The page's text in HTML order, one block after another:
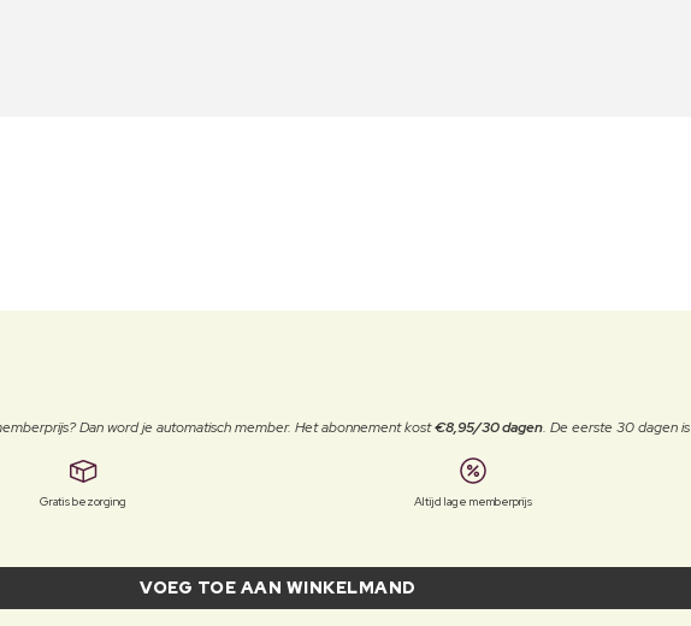
Dan word je automatisch member. Het abonnement kost€8,95/30 dagen. De eerste 30 dagen is
Gratis bezorging Altijd lage memberprijs
VOEG TOE AAN WINKELMAND